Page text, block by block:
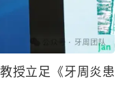
授立足《牙周炎患